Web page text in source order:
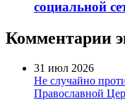
социальной
Комментарии
31 июл 2026
Не случайно
Православной